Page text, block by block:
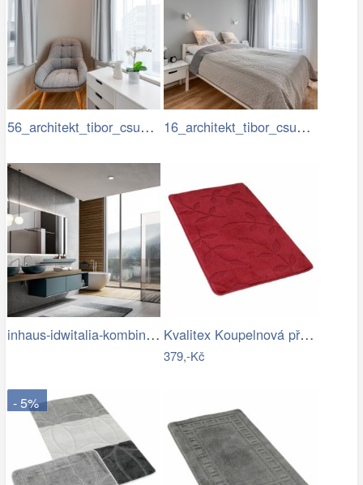
56_architekt_tibor_csukas_byty_Luka.jpg 16_architekt_tibor_csukas_byty_Luka.jpg
inhaus-idwitalia-kombinace-barev3.jpg Kvalitex Koupelnová předložka Listy…
379,-Kč
- 5%